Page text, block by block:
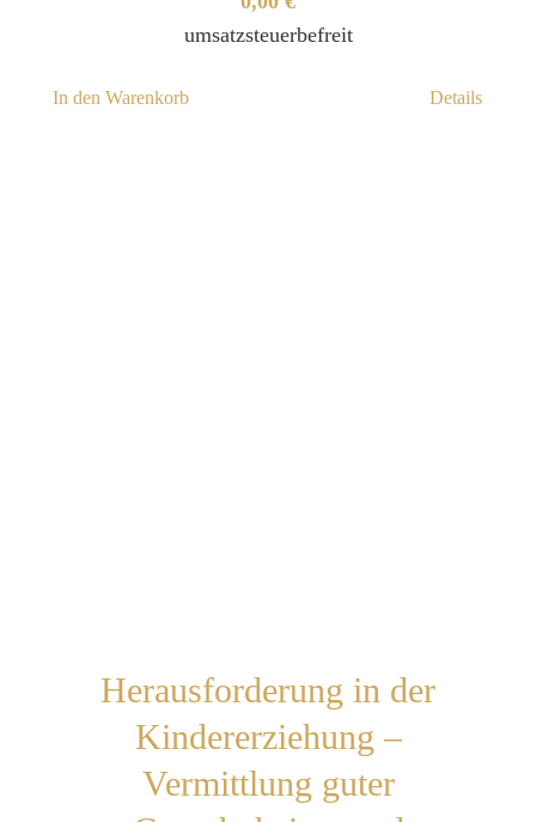
umsatzsteuerbefreit
In den Warenkorb Details
Herausforderung in der
Kindererziehung –
Vermittlung guter